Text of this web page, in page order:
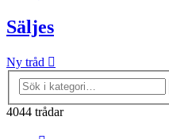
Säljes
Ny tråd
4044 trådar